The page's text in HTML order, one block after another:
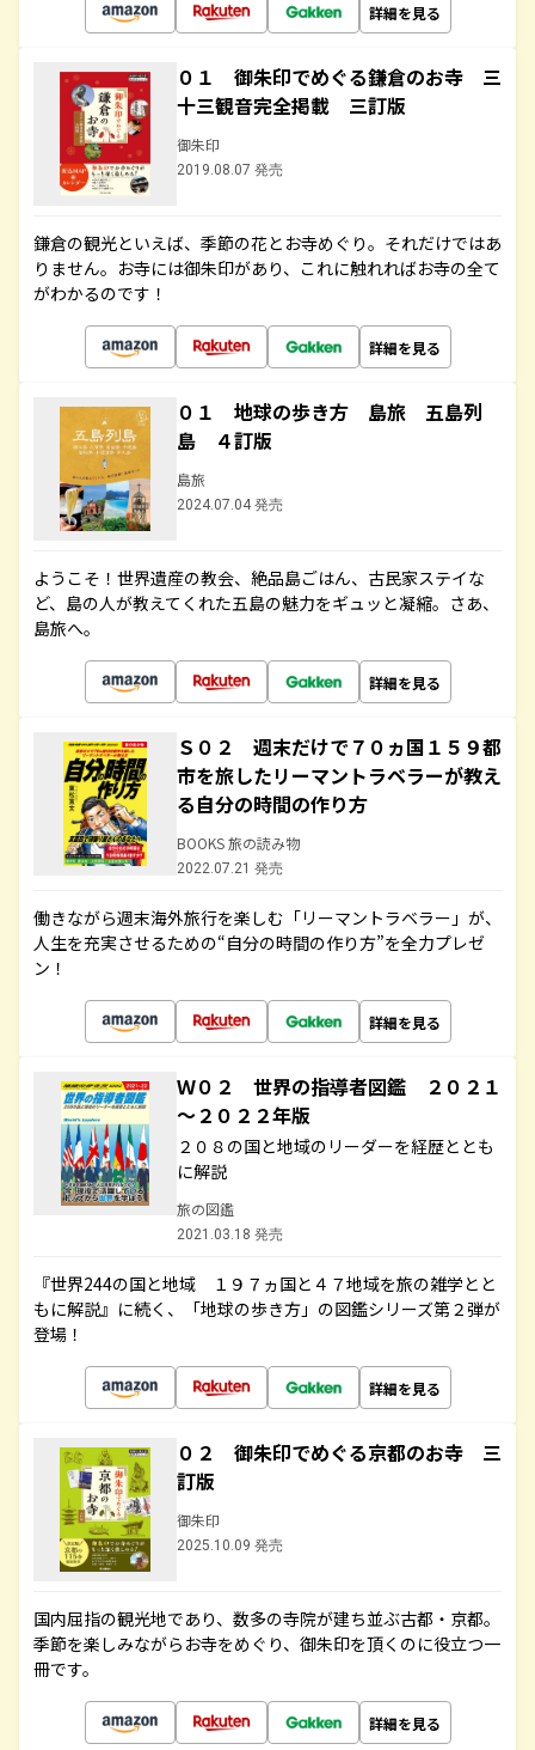
詳細を見る
０１ 御朱印でめぐる鎌倉のお寺 三
十三観音完全掲載 三訂版
御朱印
2019.08.07 発売
鎌倉の観光といえば、季節の花とお寺めぐり。それだけではあ
りません。お寺には御朱印があり、これに触れればお寺の全て
がわかるのです！
詳細を見る
０１ 地球の歩き方 島旅 五島列
島 ４訂版
島旅
2024.07.04 発売
ようこそ！世界遺産の教会、絶品島ごはん、古民家ステイな
ど、島の人が教えてくれた五島の魅力をギュッと凝縮。さあ、
島旅へ。
詳細を見る
Ｓ０２ 週末だけで７０ヵ国１５９都
市を旅したリーマントラベラーが教え
る自分の時間の作り方
BOOKS 旅の読み物
2022.07.21 発売
働きながら週末海外旅行を楽しむ「リーマントラベラー」が、
人生を充実させるための“自分の時間の作り方”を全力プレゼ
ン！
詳細を見る
Ｗ０２ 世界の指導者図鑑 ２０２１
～２０２２年版
２０８の国と地域のリーダーを経歴ととも
に解説
旅の図鑑
2021.03.18 発売
『世界244の国と地域 １９７ヵ国と４７地域を旅の雑学とと
もに解説』に続く、「地球の歩き方」の図鑑シリーズ第２弾が
登場！
詳細を見る
０２ 御朱印でめぐる京都のお寺 三
訂版
御朱印
2025.10.09 発売
国内屈指の観光地であり、数多の寺院が建ち並ぶ古都・京都。
季節を楽しみながらお寺をめぐり、御朱印を頂くのに役立つ一
冊です。
詳細を見る